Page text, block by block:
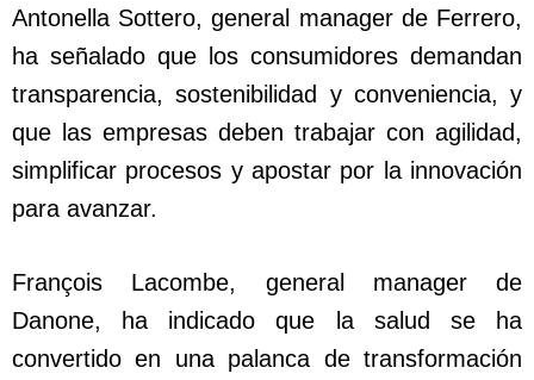
Antonella Sottero, general manager de Ferrero,
ha señalado que los consumidores demandan
transparencia, sostenibilidad y conveniencia, y
que las empresas deben trabajar con agilidad,
simplificar procesos y apostar por la innovación
para avanzar.
François Lacombe, general manager de
Danone, ha indicado que la salud se ha
convertido en una palanca de transformación